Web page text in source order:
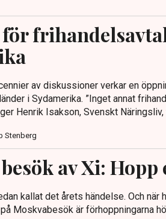
av diskussioner verkar en
i Sydamerika. ”Inget annat
Henrik Isakson, Svenskt Näringsliv,
Stenberg
av Xi: Hopp
kallat det årets händelse. Och
Moskvabesök är förhoppningarna